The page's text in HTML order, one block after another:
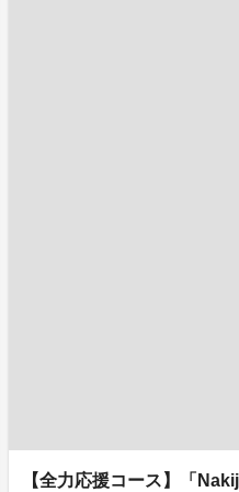
【全力応援コース】「